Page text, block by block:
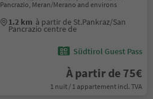
Pancrazio, Meran/Merano and environs
1.2 km à partir de St.Pankraz/San
Pancrazio centre de
Südtirol Guest Pass
À partir de 75€
1 nuit / 1 appartement incl. TVA